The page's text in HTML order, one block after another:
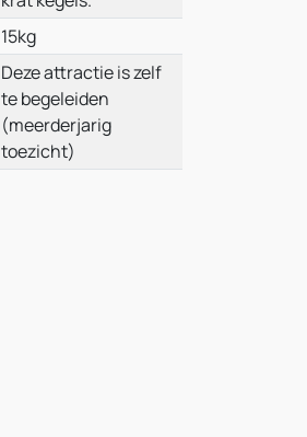
15kg
Deze attractie is zelf
te begeleiden
(meerderjarig
toezicht)